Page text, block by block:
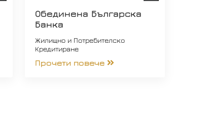
Обединена Българска
Банка
Жилищно и Потребителско
Кредитиране
Прочети повече